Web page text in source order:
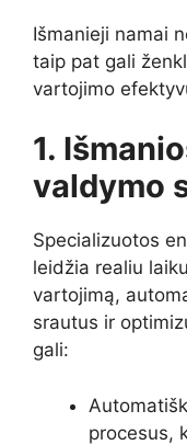
Išmanieji namai
taip pat gali
vartojimo
1.
valdymo
Specializuotos
leidžia realiu
vartojimą,
srautus ir
gali:
procesus,